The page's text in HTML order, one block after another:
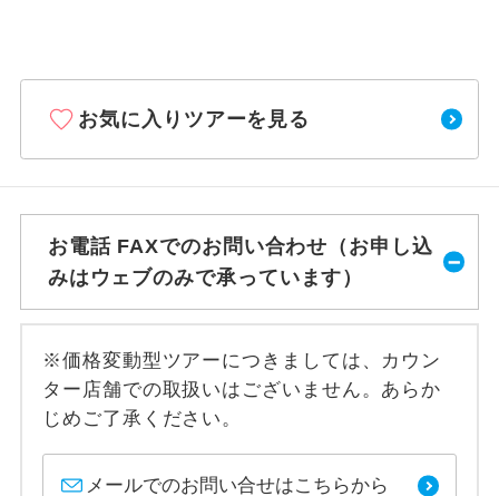
お気に入りツアーを見る
お電話 FAXでのお問い合わせ（お申し込
みはウェブのみで承っています）
※価格変動型ツアーにつきましては、カウン
ター店舗での取扱いはございません。あらか
じめご了承ください。
メールでのお問い合せはこちらから